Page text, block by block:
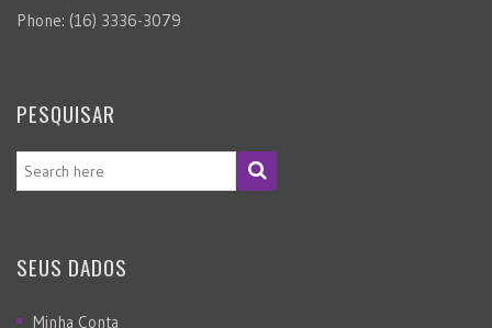
Phone: (16) 3336-3079
PESQUISAR
SEUS DADOS
Minha Conta